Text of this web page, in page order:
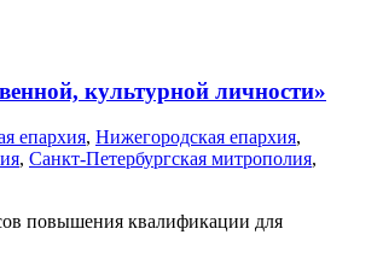
культурной личности»
епархия, Нижегородская епархия,
, Санкт-Петербургская митрополия,
повышения квалификации для